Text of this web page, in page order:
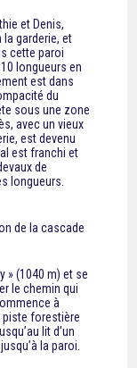
et Denis,
garderie, et
cette paroi
longueurs en
est dans
du
sous une zone
avec un vieux
est devenu
est franchi et
de
longueurs.
de la cascade
» (1040 m) et se
le chemin qui
à
piste forestière
lit d’un
la paroi.